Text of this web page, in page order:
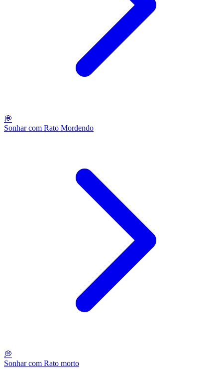
💭
Sonhar com Rato Mordendo
💭
Sonhar com Rato morto